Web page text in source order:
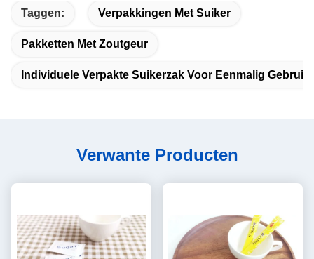
Taggen: Verpakkingen Met Suiker
Pakketten Met Zoutgeur
Individuele Verpakte Suikerzak Voor Eenmalig Gebruik
Verwante Producten